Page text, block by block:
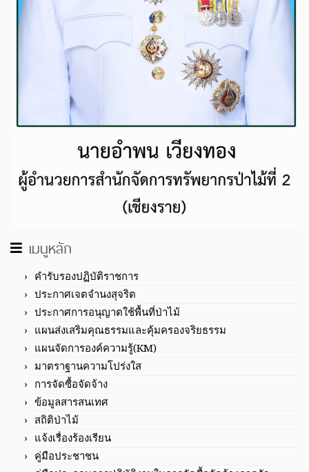
เมนูหลัก
คำรับรองปฏิบัติราชการ
ประกาศเจตจำนงสุจริต
ประกาศการอนุญาตใช้พื้นที่ป่าไม้
แผนส่งเสริมคุณธรรมและคุ้มครองจริยธรรม
แผนจัดการองค์ความรู้(KM)
มาตราฐานความโปร่งใส
การจัดซื้อจัดจ้าง
ข้อมูลสารสนเทศ
สถิติป่าไม้
แจ้งเรื่องร้องเรียน
คู่มือประชาชน